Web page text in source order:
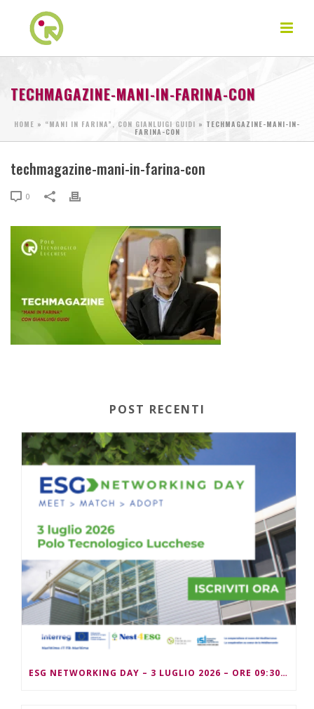
TECHMAGAZINE-MANI-IN-FARINA-CON
HOME » “MANI IN FARINA”, CON GIANLUIGI GUIDI » TECHMAGAZINE-MANI-IN-
FARINA-CON
techmagazine-mani-in-farina-con
0
POST RECENTI
ESG NETWORKING DAY – 3 LUGLIO 2026 – ORE 09:30/13:00